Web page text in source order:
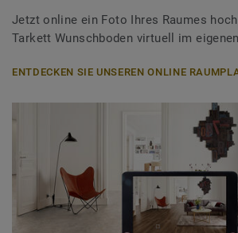
Jetzt online ein Foto Ihres Raumes
Tarkett Wunschboden virtuell im
ENTDECKEN SIE UNSEREN ONLINE